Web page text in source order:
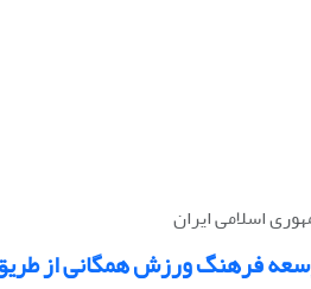
اسلامی ایران
فرهنگ ورزش همگانی از